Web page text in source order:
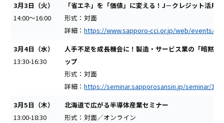
3月3日（火）
14:00～16:00
「省エネ」を「価値」に変える！J－クレジット活用
形式：対面
詳細：https://www.sapporo-cci.or.jp/web/events/
3月4日（水）
13:30-16:30
人手不足を成長機会に！製造・サービス業の「暗黙
ップ
形式：対面
詳細：https://seminar.sapporosansin.jp/seminar/
3月5日（木）
13:00-18:30
北海道で広がる半導体産業セミナー
形式：対面／オンライン